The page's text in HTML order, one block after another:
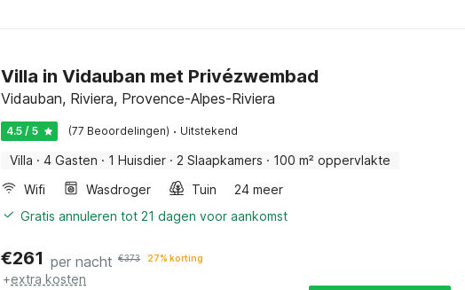
Villa in Vidauban met Privézwembad
Vidauban, Riviera, Provence-Alpes-Riviera
4.5 / 5 (77 Beoordelingen) · Uitstekend
Villa · 4 Gasten · 1 Huisdier · 2 Slaapkamers · 100 m² oppervlakte
Wifi
Wasdroger Tuin
24 meer
Gratis annuleren tot 21 dagen voor aankomst
€261 per nacht €373 27% korting
+extra kosten